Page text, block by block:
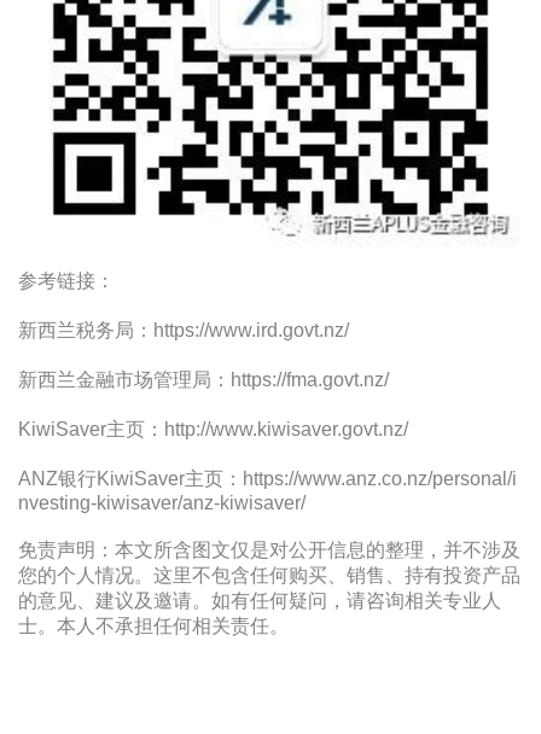
参考链接：
新西兰税务局：https://www.ird.govt.nz/
新西兰金融市场管理局：https://fma.govt.nz/
KiwiSaver主页：http://www.kiwisaver.govt.nz/
ANZ银行KiwiSaver主页：https://www.anz.co.nz/personal/i
nvesting-kiwisaver/anz-kiwisaver/
免责声明：本文所含图文仅是对公开信息的整理，并不涉及
您的个人情况。这里不包含任何购买、销售、持有投资产品
的意见、建议及邀请。如有任何疑问，请咨询相关专业人
士。本人不承担任何相关责任。